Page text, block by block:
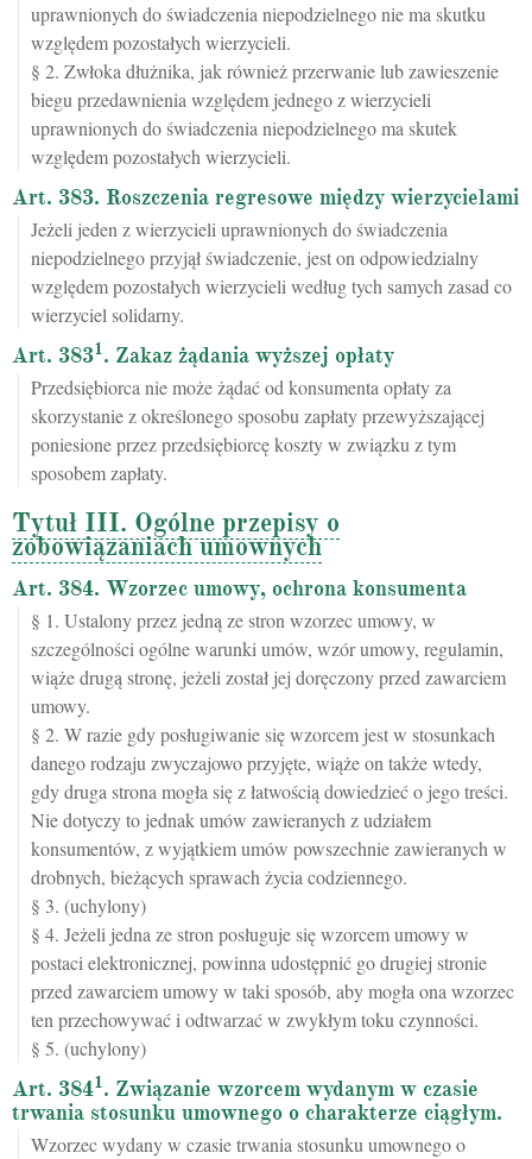
uprawnionych do świadczenia niepodzielnego nie ma skutku
względem pozostałych wierzycieli.
§ 2. Zwłoka dłużnika, jak również przerwanie lub zawieszenie
biegu przedawnienia względem jednego z wierzycieli
uprawnionych do świadczenia niepodzielnego ma skutek
względem pozostałych wierzycieli.
Art. 383. Roszczenia regresowe między wierzycielami
Jeżeli jeden z wierzycieli uprawnionych do świadczenia
niepodzielnego przyjął świadczenie, jest on odpowiedzialny
względem pozostałych wierzycieli według tych samych zasad co
wierzyciel solidarny.
Art. 3831. Zakaz żądania wyższej opłaty
Przedsiębiorca nie może żądać od konsumenta opłaty za
skorzystanie z określonego sposobu zapłaty przewyższającej
poniesione przez przedsiębiorcę koszty w związku z tym
sposobem zapłaty.
Tytuł III. Ogólne przepisy o
zobowiązaniach umownych
Art. 384. Wzorzec umowy, ochrona konsumenta
§ 1. Ustalony przez jedną ze stron wzorzec umowy, w
szczególności ogólne warunki umów, wzór umowy, regulamin,
wiąże drugą stronę, jeżeli został jej doręczony przed zawarciem
umowy.
§ 2. W razie gdy posługiwanie się wzorcem jest w stosunkach
danego rodzaju zwyczajowo przyjęte, wiąże on także wtedy,
gdy druga strona mogła się z łatwością dowiedzieć o jego treści.
Nie dotyczy to jednak umów zawieranych z udziałem
konsumentów, z wyjątkiem umów powszechnie zawieranych w
drobnych, bieżących sprawach życia codziennego.
§ 3. (uchylony)
§ 4. Jeżeli jedna ze stron posługuje się wzorcem umowy w
postaci elektronicznej, powinna udostępnić go drugiej stronie
przed zawarciem umowy w taki sposób, aby mogła ona wzorzec
ten przechowywać i odtwarzać w zwykłym toku czynności.
§ 5. (uchylony)
Art. 3841. Związanie wzorcem wydanym w czasie
trwania stosunku umownego o charakterze ciągłym.
Wzorzec wydany w czasie trwania stosunku umownego o